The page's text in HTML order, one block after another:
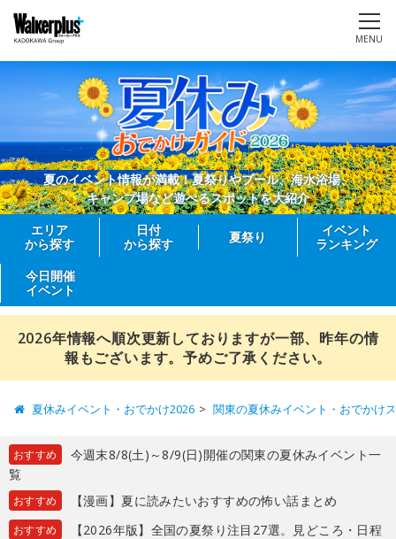
MENU
夏のイベント情報が満載！夏祭りやプール、海水浴場、
キャンプ場など遊べるスポットを大紹介
エリア
から探す
日付
から探す
夏祭り
イベント
ランキング
今日開催
イベント
2026年情報へ順次更新しておりますが一部、昨年の情
報もございます。予めご了承ください。
夏休みイベント・おでかけ2026 関東の夏休みイベント・おでかけ
おすすめ
今週末8/8(土)～8/9(日)開催の関東の夏休みイベント一
覧
おすすめ 【漫画】夏に読みたいおすすめの怖い話まとめ
おすすめ
【2026年版】全国の夏祭り注目27選。見どころ・日程